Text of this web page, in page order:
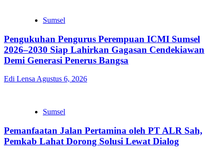
Sumsel
Pengukuhan Pengurus Perempuan ICMI Sumsel
2026–2030 Siap Lahirkan Gagasan Cendekiawan
Demi Generasi Penerus Bangsa
Edi Lensa Agustus 6, 2026
Sumsel
Pemanfaatan Jalan Pertamina oleh PT ALR Sah,
Pemkab Lahat Dorong Solusi Lewat Dialog